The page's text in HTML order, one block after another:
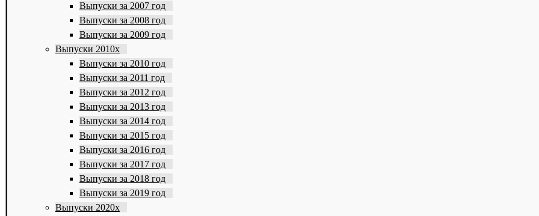
Выпуски за 2007 год
Выпуски за 2008 год
Выпуски за 2009 год
Выпуски 2010х
Выпуски за 2010 год
Выпуски за 2011 год
Выпуски за 2012 год
Выпуски за 2013 год
Выпуски за 2014 год
Выпуски за 2015 год
Выпуски за 2016 год
Выпуски за 2017 год
Выпуски за 2018 год
Выпуски за 2019 год
Выпуски 2020х